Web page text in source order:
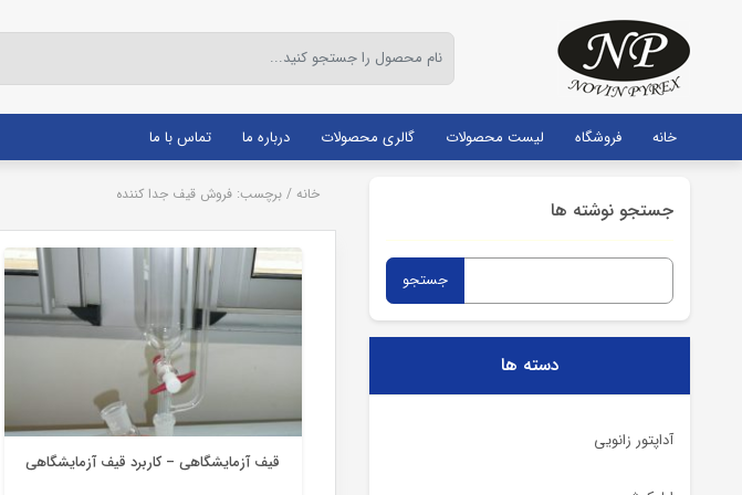
خانه فروشگاه لیست محصولات گالری محصولات درباره ما تماس با ما
جستجو نوشته ها
برای:
دسته ها
آداپتور زانویی
خانه / برچسب: فروش قیف جدا کننده
قیف آزمایشگاهی – کاربرد قیف آزمایشگاهی